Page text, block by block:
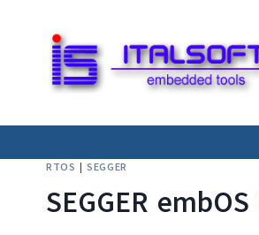
contenuto
RTOS |SEGGER
SEGGER